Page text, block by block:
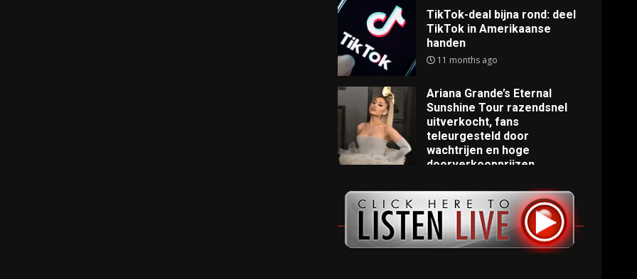
TikTok-deal bijna rond: deel
TikTok in Amerikaanse
handen
11 months ago
Ariana Grande’s Eternal
Sunshine Tour razendsnel
uitverkocht, fans
teleurgesteld door
wachtrijen en hoge
doorverkoopprijzen